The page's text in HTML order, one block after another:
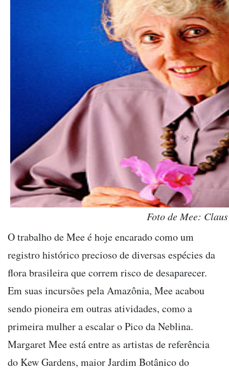
Foto de Mee:
O trabalho de Mee é hoje encarado como um
registro histórico precioso de diversas espécies da
flora brasileira que correm risco de desaparecer.
Em suas incursões pela Amazônia, Mee acabou
sendo pioneira em outras atividades, como a
primeira mulher a escalar o Pico da Neblina.
Margaret Mee está entre as artistas de referência
do Kew Gardens, maior Jardim Botânico do